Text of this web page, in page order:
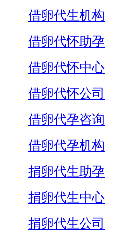
借卵代生机构
借卵代怀助孕
借卵代怀中心
借卵代怀公司
借卵代孕咨询
借卵代孕机构
捐卵代生助孕
捐卵代生中心
捐卵代生公司